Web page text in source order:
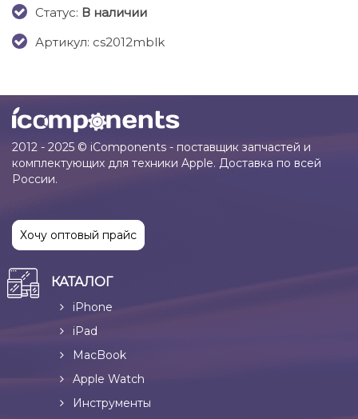
Cтатус: В наличии
Артикул: cs2012mblk
2012 - 2025 © iComponents - поставщик запчастей и
комплектующих для техники Apple. Доставка по всей
России.
Хочу оптовый прайс
КАТАЛОГ
iPhone
iPad
MacBook
Apple Watch
Инструменты